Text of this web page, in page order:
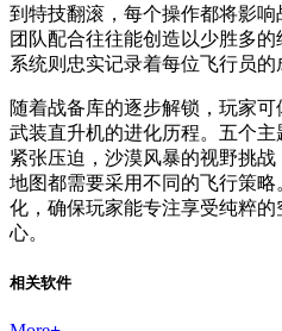
到特技翻滚，每个操作都将影
团队配合往往能创造以少胜多
系统则忠实记录着每位飞行员的
随着战备库的逐步解锁，玩家
武装直升机的进化历程。五个
紧张压迫，沙漠风暴的视野挑
地图都需要采用不同的飞行策
化，确保玩家能专注享受纯粹
心。
相关软件